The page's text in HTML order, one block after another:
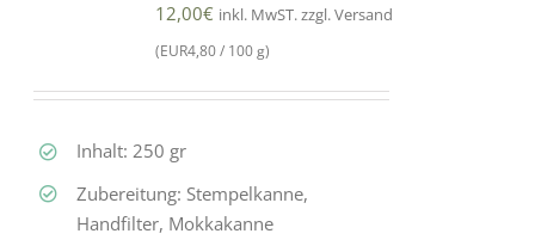
12,00€ inkl. MwST. zzgl. Versand
(EUR4,80 / 100 g)
Inhalt: 250 gr
Zubereitung: Stempelkanne,
Handfilter, Mokkakanne